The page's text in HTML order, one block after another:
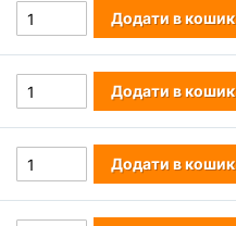
Додати в кошик
Додати в кошик
Додати в кошик